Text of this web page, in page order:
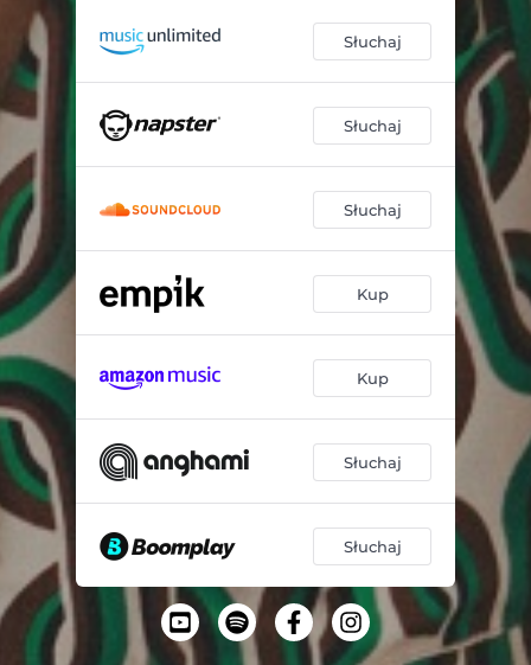
Słuchaj
Słuchaj
Słuchaj
Kup
Kup
Słuchaj
Słuchaj